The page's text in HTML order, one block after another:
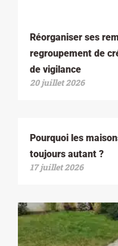
Réorganiser ses
regroupement de
de vigilance
20 juillet 2026
Pourquoi les
toujours autant ?
17 juillet 2026